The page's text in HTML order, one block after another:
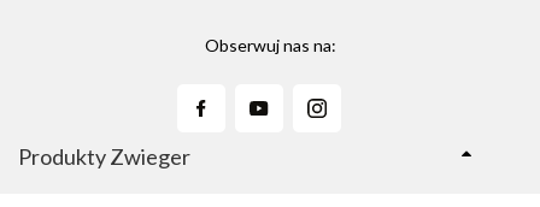
Obserwuj nas na:
Produkty Zwieger